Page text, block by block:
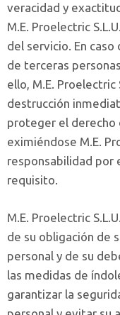
veracidad y
M.E. Proelectric
del servicio. En
de terceras
ello, M.E. Proelectric
destrucción
proteger el derecho
eximiéndose M.E.
responsabilidad por
requisito.
M.E. Proelectric
de su obligación de
personal y de su
las medidas de
garantizar la